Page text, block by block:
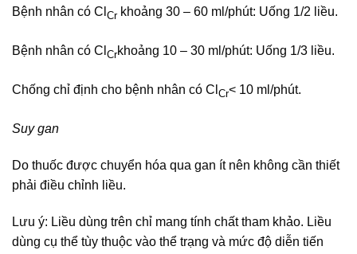
Bệnh nhân có Cl Cr khoảng 30 – 60 ml/phút: Uống 1/2 liều.
Bệnh nhân có Cl Crkhoảng 10 – 30 ml/phút: Uống 1/3 liều.
Chống chỉ định cho bệnh nhân có Cl Cr< 10 ml/phút.
Suy gan
Do thuốc được chuyển hóa qua gan ít nên không cần thiết
phải điều chỉnh liều.
Lưu ý: Liều dùng trên chỉ mang tính chất tham khảo. Liều
dùng cụ thể tùy thuộc vào thể trạng và mức độ diễn tiến